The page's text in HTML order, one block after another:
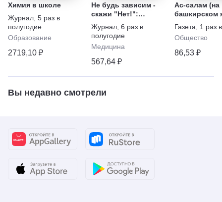
Химия в школе
Журнал 5 раз в
полугодие
Образование
2719,10 ₽
Не будь зависим -
скажи "Нет!":
наркотикам,
алкоголю, курению,
игромании
Журнал 6 раз в
полугодие
Медицина
567,64 ₽
Ас-салам (на
башкирском
Газета
1 раз
Общество
86,53 ₽
Вы недавно смотрели